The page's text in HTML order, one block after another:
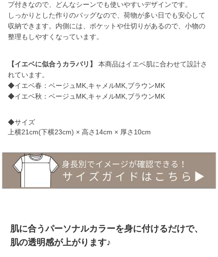
プ付きなので、どんなシーンでも使いやすいデザインです。
しっかりとした作りのバッグなので、荷物が多い日でも安心して
収納できます。内側には、ポケットや仕切りがあるので、小物の
整理もしやすくなっています。
【イエベに似合うカラバリ】
本商品はイエベ肌に合わせて設計さ
れています。
◆イエベ春：ベージュMK,キャメルMK,ブラウンMK
◆イエベ秋：ベージュMK,キャメルMK,ブラウンMK
◆サイズ
上横21cm(下横23cm) × 高さ14cm × 厚さ10cm
肌に合うパーソナルカラーを身に付けるだけで、
肌の透明感が上がります♪